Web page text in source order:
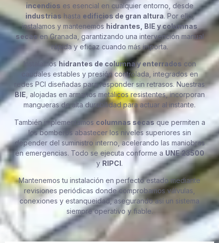
incendios es esencial en cualquier entorno, desde
industrias hasta edificios de gran altura. Por ello,
instalamos y mantenemoshidrantes, BIE y columnas
secasen Granada, garantizando una intervención manual
rápida y eficaz cuando más importa.
Instalamoshidrantes de columna y enterrados con
caudales estables y presión controlada, integrados en
redes PCI diseñadas para responder sin retrasos. Nuestras
BIE , alojadas en armarios metálicos resistentes, incorporan
mangueras de alta durabilidad para actuar al instante.
También implementamos columnas secasque permiten a
los bomberos abastecer los niveles superiores sin
depender del suministro interno, acelerando las maniobras
en emergencias. Todo se ejecuta conforme a UNE 23500
y RIPCI.
Mantenemos tu instalación en perfecto estado mediante
revisiones periódicas donde comprobamos válvulas,
conexiones y estanqueidad, asegurando así un sistema
siempre operativo y fiable.